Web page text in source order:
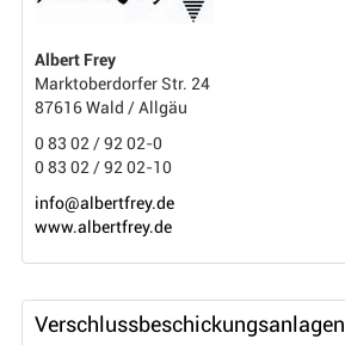
Albert Frey
Marktoberdorfer Str. 24
87616 Wald / Allgäu
0 83 02 / 92 02-0
0 83 02 / 92 02-10
info@albertfrey.de
www.albertfrey.de
Verschlussbeschickungsanlagen